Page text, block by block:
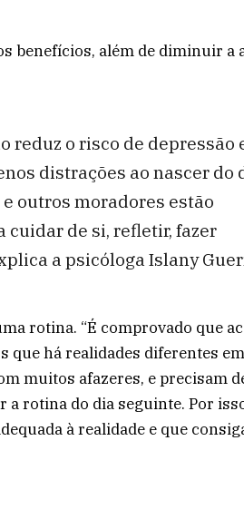
benefícios, além de diminuir a
reduz o risco de depressão
distrações ao nascer do
outros moradores estão
cuidar de si, refletir, fazer
a psicóloga Islany
rotina. “É comprovado que
que há realidades diferentes
muitos afazeres, e precisam
a rotina do dia seguinte. Por
à realidade e que